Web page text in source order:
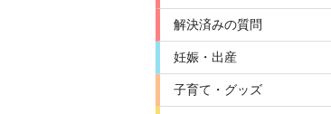
解決済みの質問
妊娠・出産
子育て・グッズ